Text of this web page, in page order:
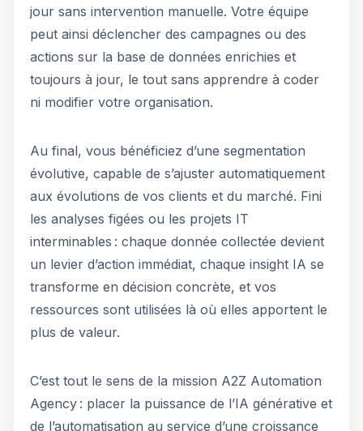
jour sans intervention manuelle. Votre équipe
peut ainsi déclencher des campagnes ou des
actions sur la base de données enrichies et
toujours à jour, le tout sans apprendre à coder
ni modifier votre organisation.
Au final, vous bénéficiez d’une segmentation
évolutive, capable de s’ajuster automatiquement
aux évolutions de vos clients et du marché. Fini
les analyses figées ou les projets IT
interminables : chaque donnée collectée devient
un levier d’action immédiat, chaque insight IA se
transforme en décision concrète, et vos
ressources sont utilisées là où elles apportent le
plus de valeur.
C’est tout le sens de la mission A2Z Automation
Agency : placer la puissance de l’IA générative et
de l’automatisation au service d’une croissance